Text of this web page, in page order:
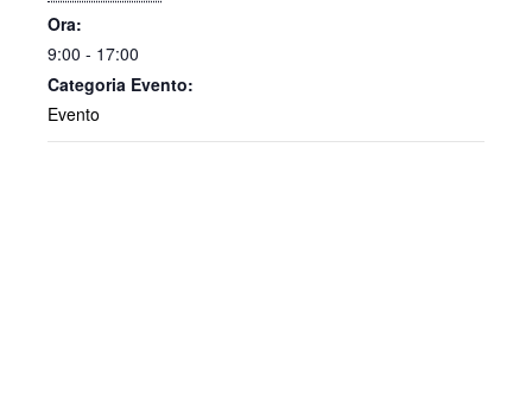
Ora:
9:00 - 17:00
Categoria Evento:
Evento